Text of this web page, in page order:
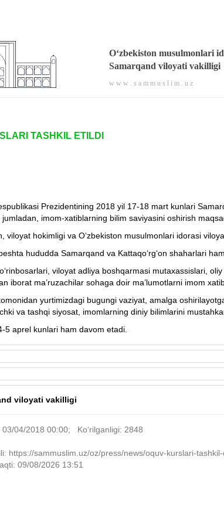
O‘zbekiston musulmonlari
Samarqand viloyati vakilligi
w w w . s a m m u s l i m . u z
TASHKIL ETILDI
Prezidentining 2018 yil 17-18 mart kunlari
jumladan, imom-xatiblarning bilim saviyasini oshirish
viloyat hokimligi va O‘zbekiston musulmonlari idorasi
hududda Samarqand va Kattaqo‘rg‘on shaharlari
viloyat adliya boshqarmasi mutaxassislari,
iborat ma’ruzachilar sohaga doir ma’lumotlarni imom
yurtimizdagi bugungi vaziyat, amalga
va tashqi siyosat, imomlarning diniy bilimlarini
5 aprel kunlari ham davom etadi.
viloyati vakilligi
03/04/2018 00:00; Ko‘rilganligi: 2848
https://sammuslim.uz/oz/press/news/oquv-kurslari-
09/08/2026 13:51